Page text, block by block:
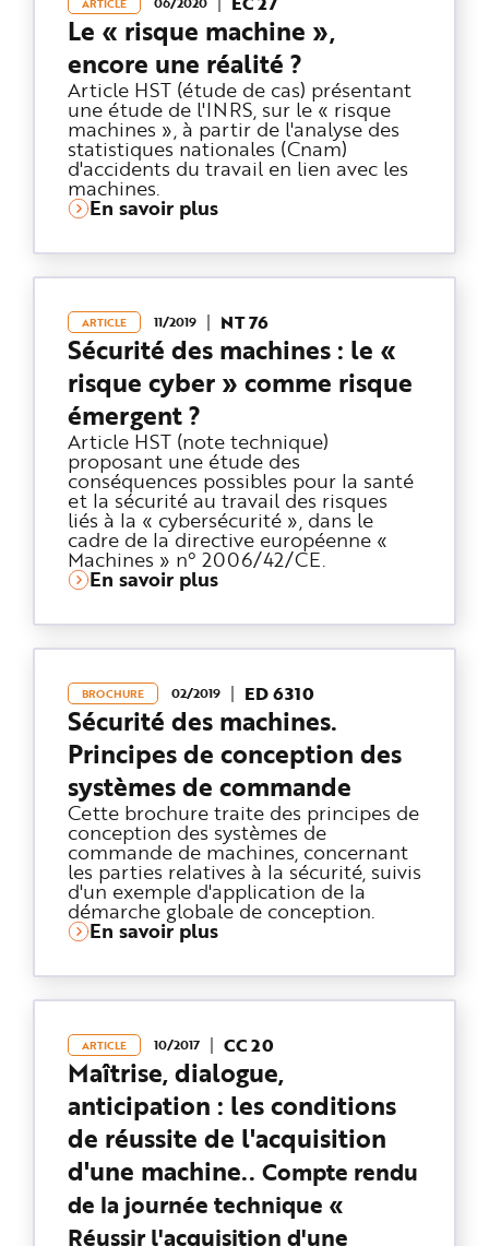
ARTICLE
Le « risque machine »,
encore une réalité ?
Article HST (étude de cas) présentant
une étude de l'INRS, sur le « risque
machines », à partir de l'analyse des
statistiques nationales (Cnam)
d'accidents du travail en lien avec les
machines.
En savoir plus
ARTICLE 11/2019 NT 76
Sécurité des machines : le «
risque cyber » comme risque
émergent ?
Article HST (note technique)
proposant une étude des
conséquences possibles pour la santé
et la sécurité au travail des risques
liés à la « cybersécurité », dans le
cadre de la directive européenne «
Machines » n° 2006/42/CE.
En savoir plus
BROCHURE 02/2019 ED 6310
Sécurité des machines.
Principes de conception des
systèmes de commande
Cette brochure traite des principes de
conception des systèmes de
commande de machines, concernant
les parties relatives à la sécurité, suivis
d'un exemple d'application de la
démarche globale de conception.
En savoir plus
ARTICLE 10/2017 CC 20
Maîtrise, dialogue,
anticipation : les conditions
de réussite de l'acquisition
d'une machine.. Compte rendu
de la journée technique «
Réussir l'acquisition d'une